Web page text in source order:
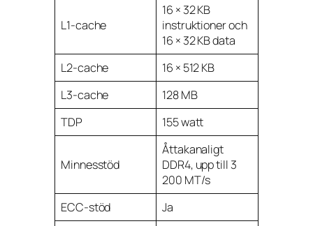
L1-cache
16 × 32 KB
instruktioner och
16 × 32 KB data
L2-cache
16 × 512 KB
L3-cache
128 MB
TDP
155 watt
Minnesstöd
Åttakanaligt
DDR4, upp till 3
200 MT/s
ECC-stöd
Ja